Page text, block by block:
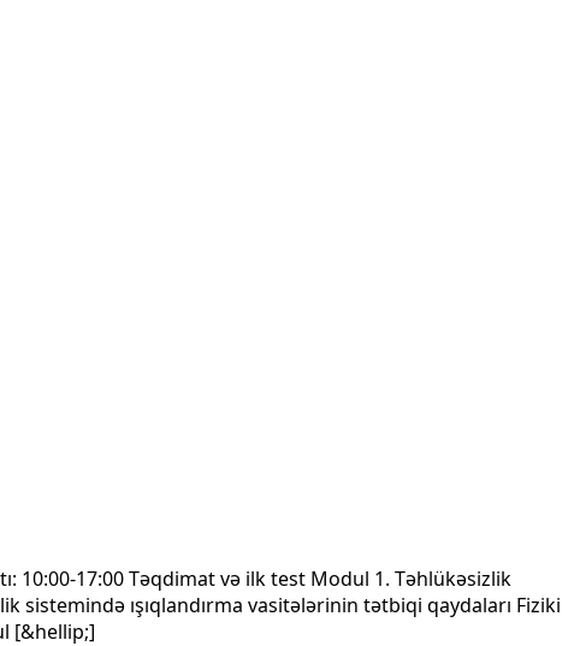
10:00-17:00 Təqdimat və ilk test Modul 1. Təhlükəsizlik
ışıqlandırma vasitələrinin tətbiqi qaydaları Fiziki
[&hellip;]